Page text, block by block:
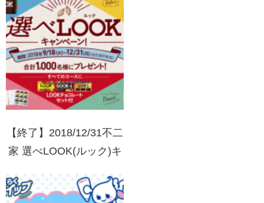
ーン[コンビニ限定]
【終了】2018/12/31不二
家 選べLOOK(ルック)キ